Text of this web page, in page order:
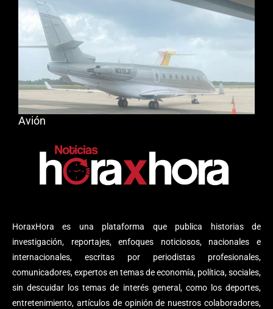
HoraxHora es una plataforma que publica historias de
investigación, reportajes, enfoques noticiosos, nacionales e
internacionales, escritas por periodistas profesionales,
comunicadores, expertos en temas de economía, política, sociales,
sin descuidar los temas de interés general, como los deportes,
entretenimiento, artículos de opinión de nuestros colaboradores,
Avión